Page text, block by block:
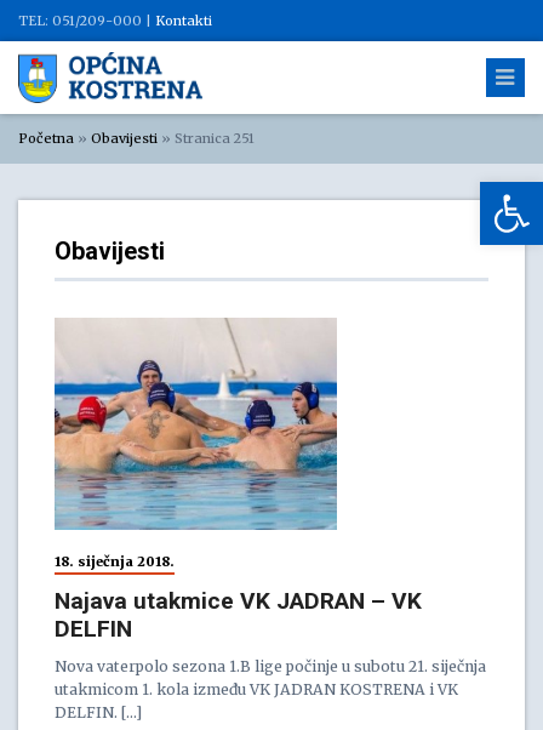
TEL: 051/209-000 | Kontakti
Početna » Obavijesti » Stranica 251
Obavijesti
18. siječnja 2018.
Najava utakmice VK JADRAN – VK
DELFIN
Nova vaterpolo sezona 1.B lige počinje u subotu 21. siječnja
utakmicom 1. kola između VK JADRAN KOSTRENA i VK
DELFIN. […]